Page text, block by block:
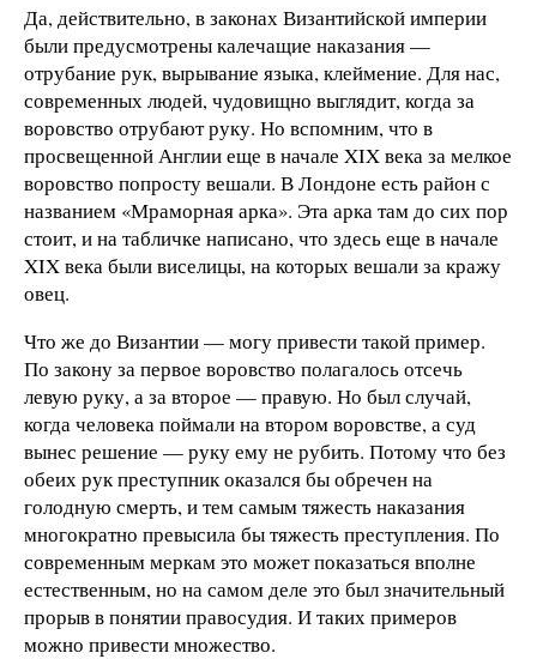
Да, действительно, в законах Византийской империи
были предусмотрены калечащие наказания —
отрубание рук, вырывание языка, клеймение. Для нас,
современных людей, чудовищно выглядит, когда за
воровство отрубают руку. Но вспомним, что в
просвещенной Англии еще в начале XIX века за мелкое
воровство попросту вешали. В Лондоне есть район с
названием «Мраморная арка». Эта арка там до сих пор
стоит, и на табличке написано, что здесь еще в начале
XIX века были виселицы, на которых вешали за кражу
овец.
Что же до Византии — могу привести такой пример.
По закону за первое воровство полагалось отсечь
левую руку, а за второе — правую. Но был случай,
когда человека поймали на втором воровстве, а суд
вынес решение — руку ему не рубить. Потому что без
обеих рук преступник оказался бы обречен на
голодную смерть, и тем самым тяжесть наказания
многократно превысила бы тяжесть преступления. По
современным меркам это может показаться вполне
естественным, но на самом деле это был значительный
прорыв в понятии правосудия. И таких примеров
можно привести множество.